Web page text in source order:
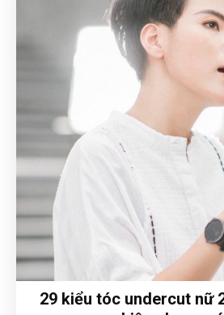
29 kiểu tóc undercut nữ